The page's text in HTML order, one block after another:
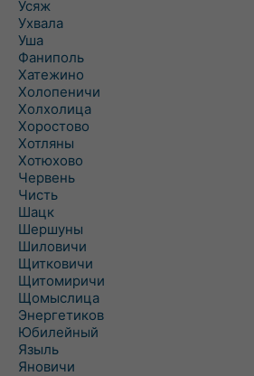
Усяж
Ухвала
Уша
Фаниполь
Хатежино
Холопеничи
Холхолица
Хоростово
Хотляны
Хотюхово
Червень
Чисть
Шацк
Шершуны
Шиловичи
Щитковичи
Щитомиричи
Щомыслица
Энергетиков
Юбилейный
Языль
Яновичи